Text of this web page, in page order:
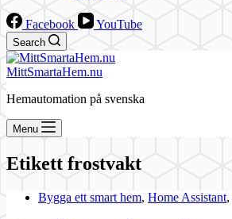
Facebook YouTube
Search
MittSmartaHem.nu
Hemautomation på svenska
Menu
Etikett frostvakt
Bygga ett smart hem, Home Assistant,